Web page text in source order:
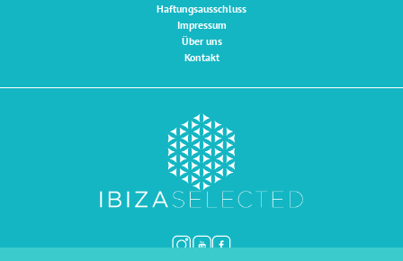
Haftungsausschluss
Impressum
Über uns
Kontakt